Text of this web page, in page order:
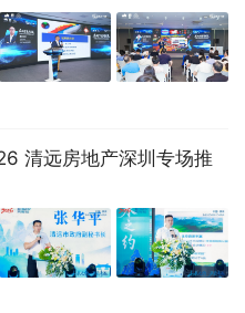
清远房地产深圳专场推